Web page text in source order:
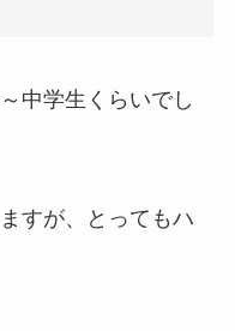
中学生くらいでし
すが、とってもハ